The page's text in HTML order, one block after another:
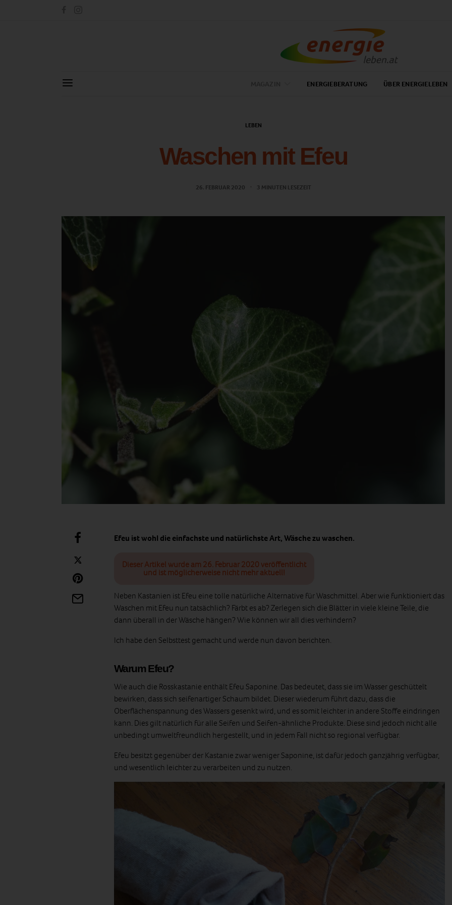
ENERGIEBERATUNG ÜBER ENERGIELEBEN
LEBEN
Waschen mit Efeu
26. FEBRUAR 2020 3 MINUTEN LESEZEIT
Efeu ist wohl die einfachste und natürlichste Art, Wäsche zu waschen.
Dieser Artikel wurde am 26. Februar 2020 veröffentlicht
und ist möglicherweise nicht mehr aktuell!
Neben Kastanien ist Efeu eine tolle natürliche Alternative für Waschmittel. Aber wie funktioniert das
Waschen mit Efeu nun tatsächlich? Färbt es ab? Zerlegen sich die Blätter in viele kleine Teile, die
dann überall in der Wäsche hängen? Wie können wir all dies verhindern?
Ich habe den Selbsttest gemacht und werde nun davon berichten.
Warum Efeu?
Wie auch die Rosskastanie enthält Efeu Saponine. Das bedeutet, dass sie im Wasser geschüttelt
bewirken, dass sich seifenartiger Schaum bildet. Dieser wiederum führt dazu, dass die
Oberflächenspannung des Wassers gesenkt wird, und es somit leichter in andere Stoffe eindringen
kann. Dies gilt natürlich für alle Seifen und Seifen-ähnliche Produkte. Diese sind jedoch nicht alle
unbedingt umweltfreundlich hergestellt, und in jedem Fall nicht so regional verfügbar.
Efeu besitzt gegenüber der Kastanie zwar weniger Saponine, ist dafür jedoch ganzjährig verfügbar,
und wesentlich leichter zu verarbeiten und zu nutzen.